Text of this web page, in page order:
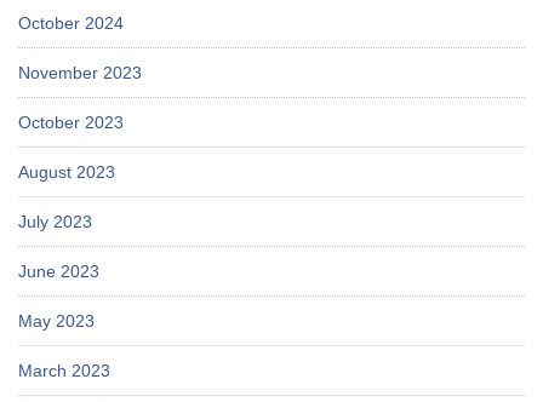
October 2024
November 2023
October 2023
August 2023
July 2023
June 2023
May 2023
March 2023